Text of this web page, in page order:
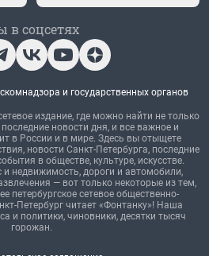
в соцсетях
и государственных органов
издание, где можно найти не только
новости дня, и все важное и
в России и в мире. Здесь вы отыщете
новости Санкт-Петербурга, последние
в обществе, культуре, искусстве.
и недвижимость, дороги и автомобили,
— вот только некоторые из тем,
петербургское сетевое общественно-
Петербург читает «Фонтанку»! Наша
и политики, чиновники, десятки тысяч
горожан.